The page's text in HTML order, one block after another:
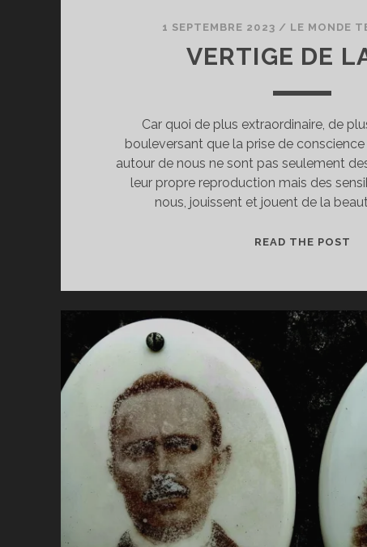
1 SEPTEMBRE 2023 / LE MONDE
VERTIGE DE
Car quoi de plus extraordinaire, de
bouleversant que la prise de
autour de nous ne sont pas seulement
leur propre reproduction mais des
nous, jouissent et jouent de la
READ THE POST